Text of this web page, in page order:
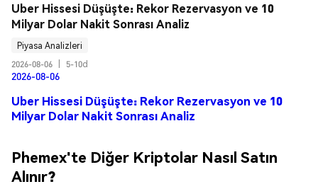
Uber Hissesi Düşüşte: Rekor Rezervasyon ve 10
Milyar Dolar Nakit Sonrası Analiz
Piyasa Analizleri
2026-08-06
5-10d
2026-08-06
Uber Hissesi Düşüşte: Rekor Rezervasyon ve 10
Milyar Dolar Nakit Sonrası Analiz
Phemex'te Diğer Kriptolar Nasıl Satın
Alınır?